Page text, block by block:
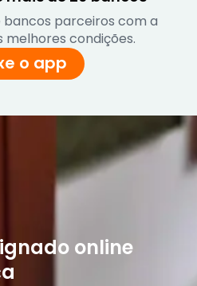
parceiros com a
melhores condições.
o app
online